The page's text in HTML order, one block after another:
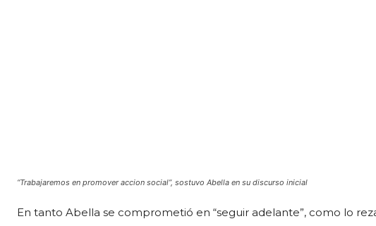
“Trabajaremos en promover accion social”, sostuvo Abella en su discurso inicial
En tanto Abella se comprometió en “seguir adelante”, como lo